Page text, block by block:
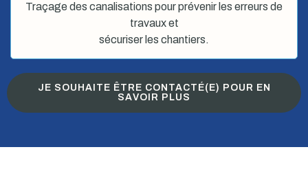
Traçage des canalisations pour prévenir les erreurs de
travaux et
sécuriser les chantiers.
JE SOUHAITE ÊTRE CONTACTÉ(E) POUR EN
SAVOIR PLUS